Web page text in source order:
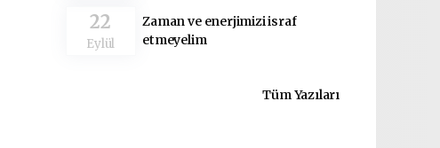
22
Eylül
Zaman ve enerjimizi israf
etmeyelim
Tüm Yazıları